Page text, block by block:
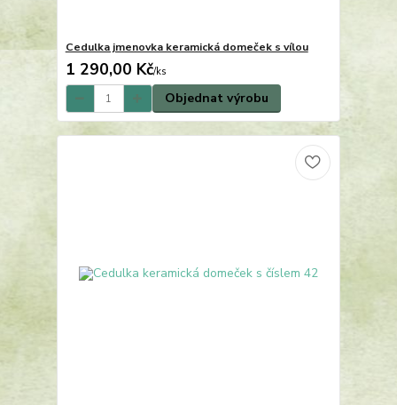
Cedulka jmenovka keramická domeček s vílou
1 290,00 Kč/ks
Objednat výrobu